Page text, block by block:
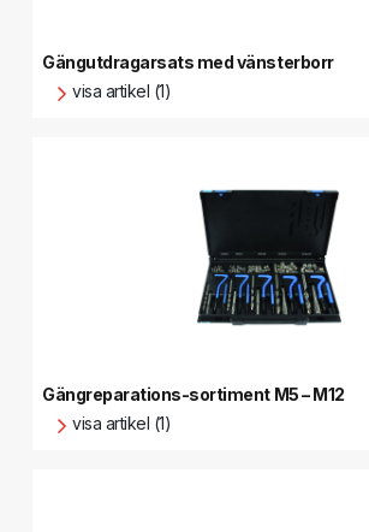
Gängutdragarsats med vänsterborr
visa artikel (1)
Gängreparations-sortiment M5 – M12
visa artikel (1)